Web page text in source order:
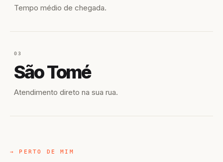
Tempo médio de chegada.
03
São Tomé
Atendimento direto na sua rua.
→ PERTO DE MIM